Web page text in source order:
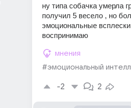
ну типа собачка умерла
получил 5 весело , но
эмоциональные
воспринимаю
мнения
#эмоциональный
-2 2